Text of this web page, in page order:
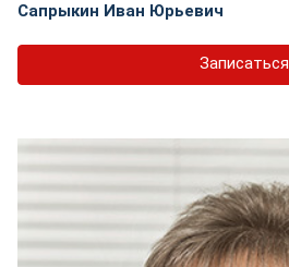
Сапрыкин Иван Юрьевич
Записаться